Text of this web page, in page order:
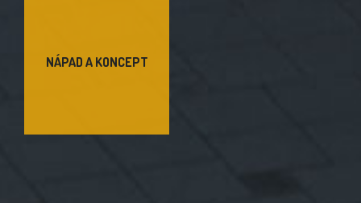
ŠKOLICÍCENTRA
NÁPAD A KONCEPT